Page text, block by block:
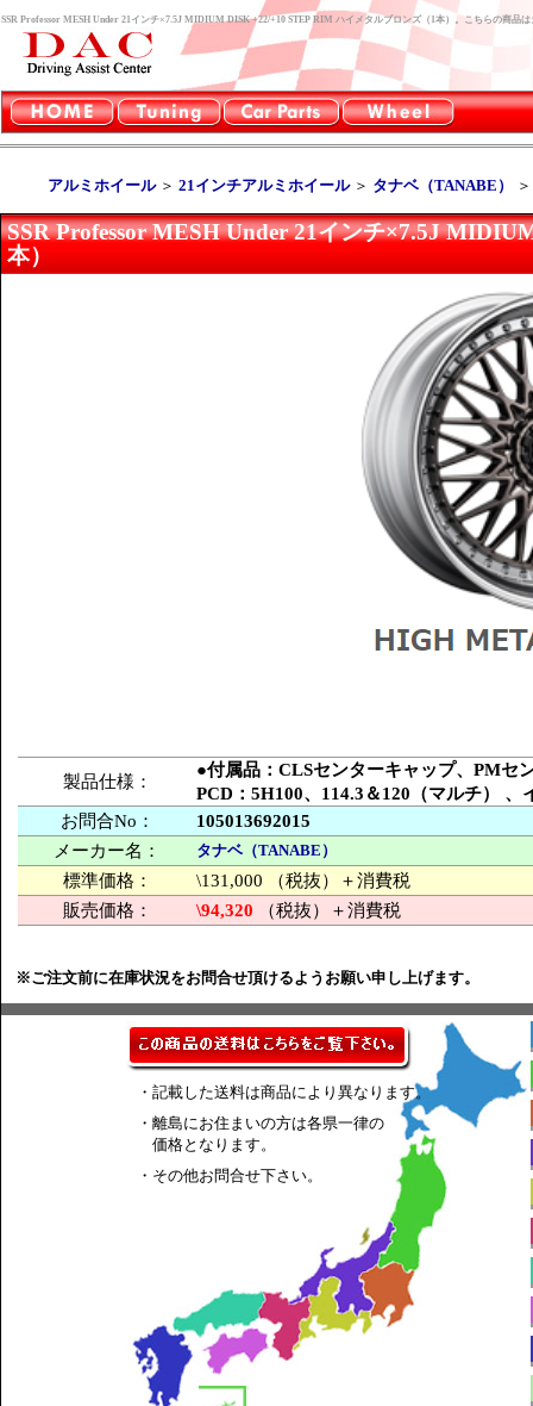
SSR Professor MESH Under 21インチ×7.5J MIDIUM DISK +22/+10 STEP RIM ハイメタルブロンズ（1本）。こちらの商品
アルミホイール＞ 21インチアルミホイール＞ タナベ（TANABE）
SSR Professor MESH Under 21インチ×7.5J
本）
製品仕様：
●付属品：CLSセンターキャップ、PM
PCD：5H100、114.3＆120（マルチ） 、
お問合No：
105013692015
メーカー名：
タナベ（TANABE）
標準価格：
\131,000 （税抜）＋消費税
販売価格：
\94,320 （税抜）＋消費税
※ご注文前に在庫状況をお問合せ頂けるようお願い申し上げます。
・記載した送料は商品により異なります。
・離島にお住まいの方は各県一律の
価格となります。
・その他お問合せ下さい。